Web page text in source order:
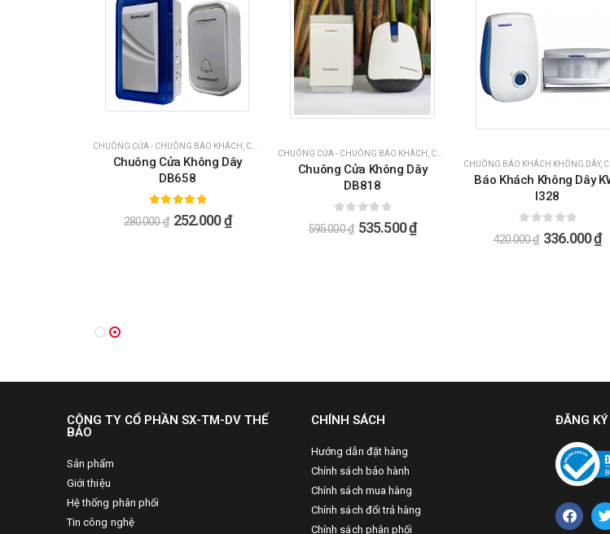
CHUÔNG CỬA - CHUÔNG BÁO KHÁCH CHUÔNG CỬA KHÔNG DÂY
Chuông Cửa Không Dây
DB658
ngoài 5
280.000₫ 252.000₫
CHUÔNG CỬA - CHUÔNG BÁO KHÁCH , CHUÔNG CỬA KHÔNG DÂY
Chuông Cửa Không Dây
DB818
ngoài 5
595.000₫ 535.500₫
CHUÔNG BÁO KHÁCH KHÔNG DÂY, CHUÔNG
Báo Khách Không Dây
I328
ngoài 5
420.000₫ 336.000₫
CÔNG TY CỔ PHẦN SX-TM-DV THẾ
BẢO
Sản phẩm
Giới thiệu
Hệ thống phân phối
Tin công nghệ
CHÍNH SÁCH
Hướng dẫn đặt hàng
Chính sách bảo hành
Chính sách mua hàng
Chính sách đổi trả hàng
Chính sách phân phối
ĐĂNG